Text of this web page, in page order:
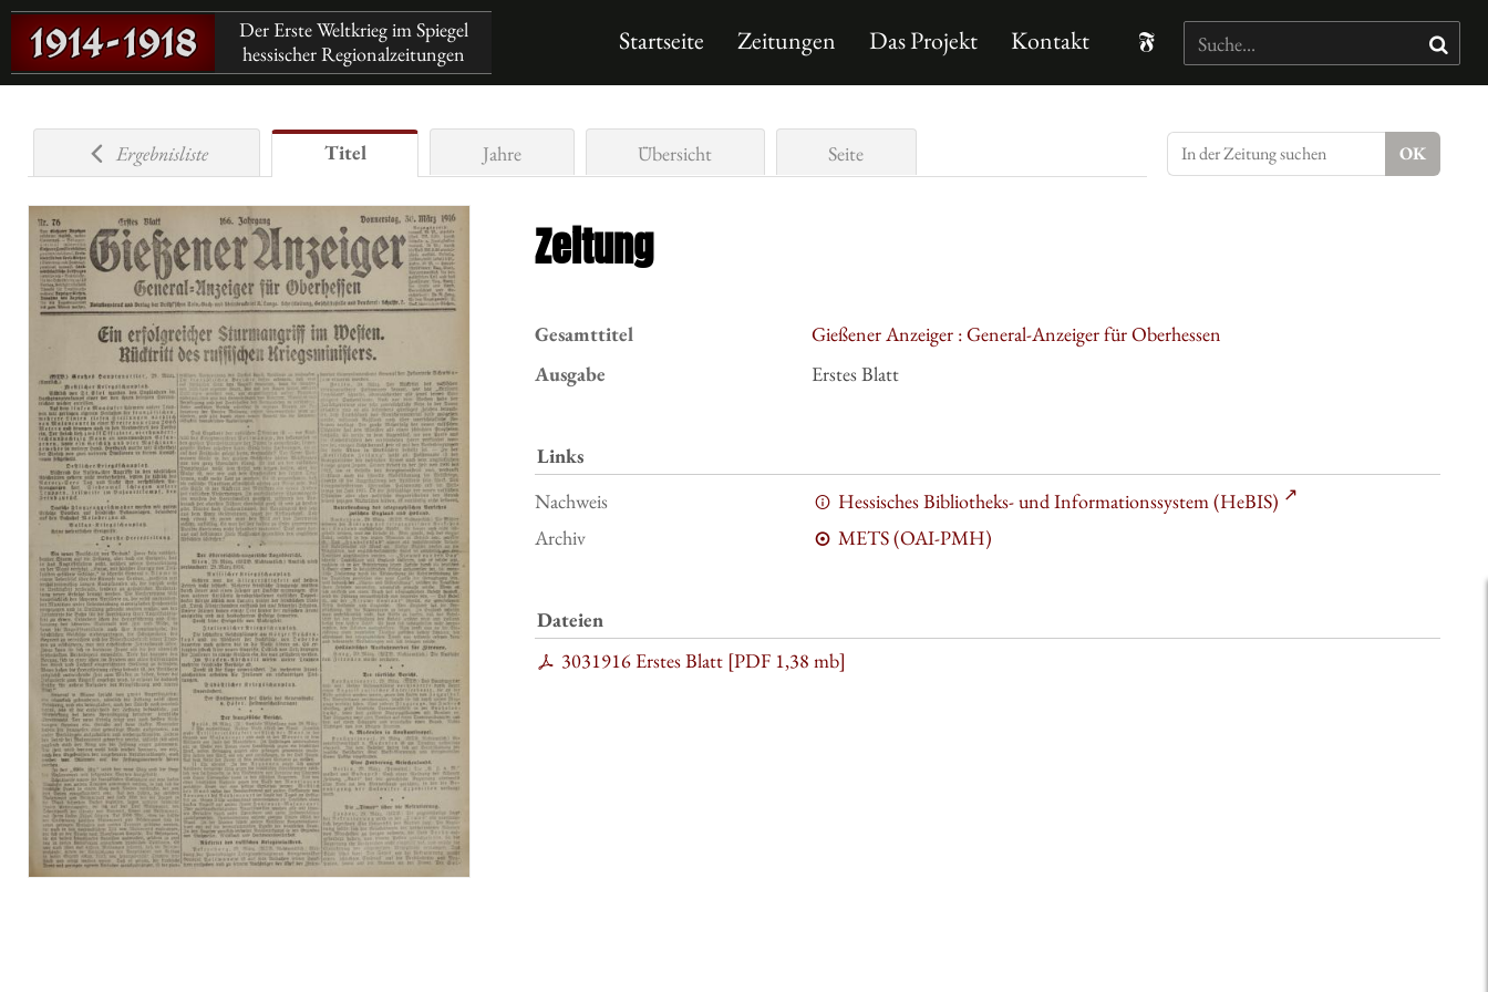
Der Erste Weltkrieg im Spiegel
hessischer Regionalzeitungen
Startseite Zeitungen Das Projekt Kontakt
Ergebnisliste Titel Jahre Übersicht Seite
Zeitung
Gesamttitel
Gießener Anzeiger : General-Anzeiger für Oberhessen
Ausgabe
Erstes Blatt
Links
Nachweis
Hessisches Bibliotheks- und Informationssystem (HeBIS)
Archiv
METS (OAI-PMH)
Dateien
3031916 Erstes Blatt [PDF1,38 mb]